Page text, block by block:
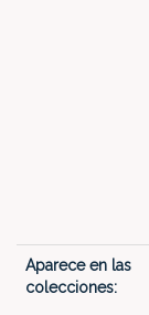
Aparece en las
colecciones: